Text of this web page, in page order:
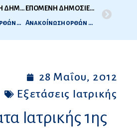
ΠΡΟΗΓΟΥΜΕΝΗ ΔΗΜΟΣΙΕΥΣΗ
Ανακοίνωση ορθών απαντήσεων των θεμάτων Α’ εξεταστικής περιόδου οδοντιατρικής, Μαΐου 2012
ΕΠΟΜΕΝΗ ΔΗΜΟΣΙΕΥΣΗ
Ανακοίνωση ορθών απαντήσεων των θεμάτων Α’ εξεταστικής περιόδου Iατρικής 2012 (Μαΐου 2012).
28 Μαΐου, 2012
Εξετάσεις Ιατρικής
Ιατρικής 1ης